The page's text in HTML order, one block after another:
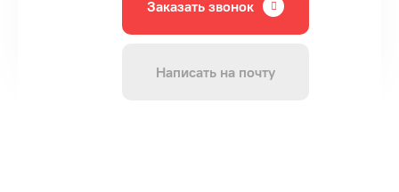
Заказать звонок
Написать на почту